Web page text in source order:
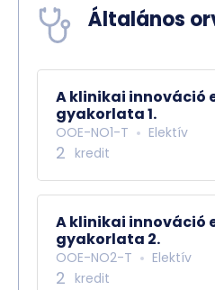
Általános
A klinikai innováció
gyakorlata 1.
OOE-NO1-T Elektív
2 kredit
A klinikai innováció
gyakorlata 2.
OOE-NO2-T Elektív
2 kredit